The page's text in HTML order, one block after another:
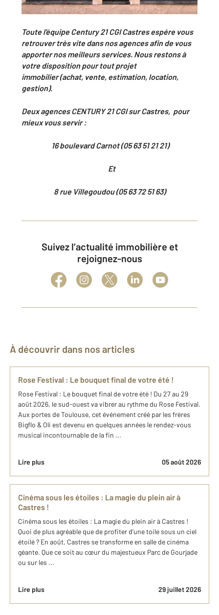
Toute l'équipe Century 21 CGI Castres espére vous
retrouver très vite dans nos agences afin de vous
apporter nos meilleurs services. Nous restons à
votre disposition pour tout projet
immobilier (achat, vente, estimation, location,
gestion).
Deux agences CENTURY 21 CGI sur Castres, pour
mieux vous servir :
16 boulevard Carnot (05 63 51 21 21)
Et
8 rue Villegoudou (05 63 72 51 63)
Suivez l’actualité immobilière et
rejoignez-nous
À découvrir dans nos articles
Rose Festival : Le bouquet final de votre été !
Rose Festival : Le bouquet final de votre été ! Du 27 au 29
août 2026, le sud-ouest va vibrer au rythme du Rose Festival.
Aux portes de Toulouse, cet événement créé par les frères
Bigflo & Oli est devenu en quelques années le rendez-vous
musical incontournable de la fin ...
Lire plus 05 août 2026
Cinéma sous les étoiles : La magie du plein air à
Castres !
Cinéma sous les étoiles : La magie du plein air à Castres !
Quoi de plus agréable que de profiter d’une toile sous un ciel
étoilé ? En août, Castres se transforme en salle de cinéma
géante. Que ce soit au cœur du majestueux Parc de Gourjade
ou sur les ...
Lire plus 29 juillet 2026